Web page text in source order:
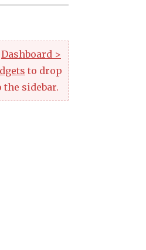
Dashboard >
to drop
sidebar.